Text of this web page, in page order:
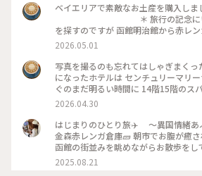
ベイエリアで素敵なお土産を購入しま
＊ 旅行の記念にいつも
を探すのですが 函館明治館から赤レ
こだて内、瑠璃工房さんで すり硝子
ェに出会いました✨ お隣りのフクロ
農場で出会いましたが、函館にも居ま
＊ そして、赤レンガ倉
初日に気になって見てたのですが購
り、やっぱり欲しい✨と 再びベイエリ
きっと後悔してた💦 そのくらいお気
＊ 写真たてに入れてある
ーマリーナのお土産屋さんで購入した
屋の一角が函館になりま
な列車旅
2026.05.01
写真を撮るのも忘れてはしゃぎまくっ
になったホテルは センチュリーマリ
ぐのまだ明るい時間に 14階15階のス
めがサイコーでした🤗 15階の開放感
のあつ湯は まだ肌寒い函館の春を歩
て😌 海や函館山を眺めながらの♨️至
カン料理のお店を利用しました。 個
も進みます⤴︎⤴︎ チェックイン前に金森
ールで すでに2杯飲んでいましたが🤣
チュリーマリーナの朝食✨ 端から端
2026.04.30
はじまりのひとり旅✈️ 〜異国情緒あ
金森赤レンガ倉庫🧱 朝市でお腹が癒されたので、15分くらい
函館の街並みを眺めながらお散歩をし
倉庫』に到着🗽 港に並ぶ赤レンガの
れ、歴史を感じさせられる外観と「
2025.08.21